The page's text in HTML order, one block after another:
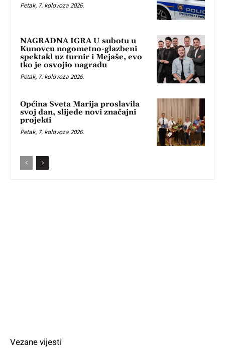
Petak, 7. kolovoza 2026.
NAGRADNA IGRA U subotu u
Kunovcu nogometno-glazbeni
spektakl uz turnir i Mejaše, evo
tko je osvojio nagradu
Petak, 7. kolovoza 2026.
Općina Sveta Marija proslavila
svoj dan, slijede novi značajni
projekti
Petak, 7. kolovoza 2026.
Vezane vijesti